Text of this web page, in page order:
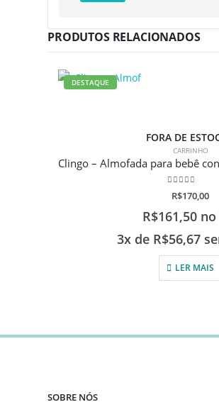
PRODUTOS RELACIONADOS
DESTAQUE
FORA DE
CARRINHO
de 5
R$170,00
R$161,50
3x de R$56,67
LER MAIS
SOBRE NÓS